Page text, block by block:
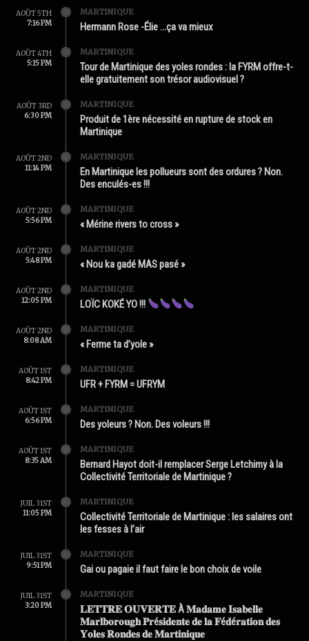
AOÛT 5TH
7:16 PM
MARTINIQUE
Hermann Rose -Élie …ça va mieux
AOÛT 4TH
5:15 PM
MARTINIQUE
Tour de Martinique des yoles rondes : la FYRM offre-t-
elle gratuitement son trésor audiovisuel ?
AOÛT 3RD
6:30 PM
MARTINIQUE
Produit de 1ère nécessité en rupture de stock en
Martinique
AOÛT 2ND
11:14 PM
MARTINIQUE
En Martinique les pollueurs sont des ordures ? Non.
Des enculés-es !!!
AOÛT 2ND
5:56 PM
MARTINIQUE
« Mérine rivers to cross »
AOÛT 2ND
5:48 PM
MARTINIQUE
« Nou ka gadé MAS pasé »
AOÛT 2ND
12:05 PM
MARTINIQUE
LOÏC KOKÉ YO !!!
AOÛT 2ND
8:08 AM
MARTINIQUE
« Ferme ta d’yole »
AOÛT 1ST
8:42 PM
MARTINIQUE
UFR + FYRM = UFRYM
AOÛT 1ST
6:56 PM
MARTINIQUE
Des yoleurs ? Non. Des voleurs !!!
AOÛT 1ST
8:35 AM
MARTINIQUE
Bernard Hayot doit-il remplacer Serge Letchimy à la
Collectivité Territoriale de Martinique ?
JUIL 31ST
11:05 PM
MARTINIQUE
Collectivité Territoriale de Martinique : les salaires ont
les fesses à l’air
JUIL 31ST
9:51 PM
MARTINIQUE
Gai ou pagaie il faut faire le bon choix de voile
JUIL 31ST
3:20 PM
MARTINIQUE
𝐋𝐄𝐓𝐓𝐑𝐄 𝐎𝐔𝐕𝐄𝐑𝐓𝐄 À 𝐌𝐚𝐝𝐚𝐦𝐞 𝐈𝐬𝐚𝐛𝐞𝐥𝐥𝐞
𝐌𝐚𝐫𝐥𝐛𝐨𝐫𝐨𝐮𝐠𝐡 𝐏𝐫é𝐬𝐢𝐝𝐞𝐧𝐭𝐞 𝐝𝐞 𝐥𝐚 𝐅é𝐝é𝐫𝐚𝐭𝐢𝐨𝐧 𝐝𝐞𝐬
𝐘𝐨𝐥𝐞𝐬 𝐑𝐨𝐧𝐝𝐞𝐬 𝐝𝐞 𝐌𝐚𝐫𝐭𝐢𝐧𝐢𝐪𝐮𝐞